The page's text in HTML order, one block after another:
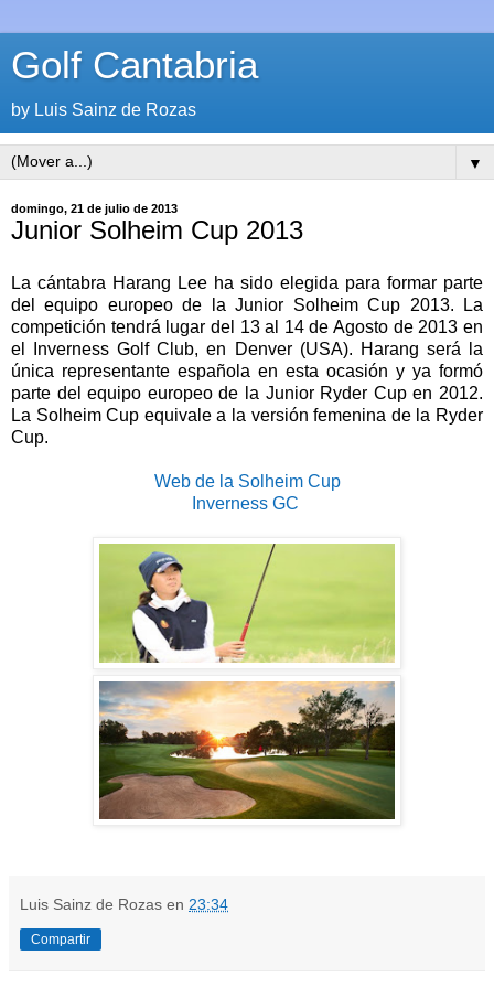
Golf Cantabria
by Luis Sainz de Rozas
▼
domingo, 21 de julio de 2013
Junior Solheim Cup 2013
La cántabra Harang Lee ha sido elegida para formar parte
del equipo europeo de la Junior Solheim Cup 2013. La
competición tendrá lugar del 13 al 14 de Agosto de 2013 en
el Inverness Golf Club, en Denver (USA). Harang será la
única representante española en esta ocasión y ya formó
parte del equipo europeo de la Junior Ryder Cup en 2012.
La Solheim Cup equivale a la versión femenina de la Ryder
Cup.
Web de la Solheim Cup
Inverness GC
Luis Sainz de Rozas en 23:34
Compartir